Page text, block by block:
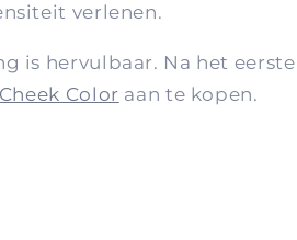
verlenen.
is hervulbaar. Na het
Color aan te kopen.